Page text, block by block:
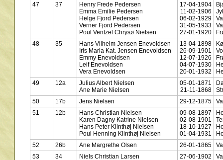
47
37
Henry Frede Pedersen
Emma Emilie Pedersen
Helge Fjord Pedersen
Verner Fjord Pedersen
Poul Ventzel Chrysø Nielsen
17-04-1904
11-02-1906
06-02-1929
31-05-1933
27-01-1920
48
35
Hans Vilhelm Jensen Enevoldsen
Iris Maria Kat. Jensen Enevoldsen
Emmy Enevoldsen
Leif Enevoldsen
Vera Enevoldsen
13-04-1898
26-09-1901
12-07-1926
04-07-1930
20-01-1932
49
12a
Julius Albert Nielsen
Ane Marie Nielsen
05-01-1871
21-11-1868
50
17b Jens Nielsen 29-12-1875
51
12b
Hans Christian Nielsen
Karen Dagny Katrine Nielsen
Hans Peter Klinthøj Nielsen
Poul Henning Klinthøj Nielsen
09-08-1897
02-08-1901
18-10-1927
01-04-1931
52
26b Ane Margrethe Olsen 26-01-1865
53
34
Niels Christian Larsen
27-06-1902